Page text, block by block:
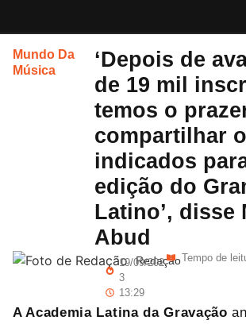
Mundo Da
Música
‘Depois de
de 19 mil
temos o
compartilhar
indicados
edição do
Latino’, disse
Abud
Redação
19/09/202
3
13:29
Tempo de
A Academia Latina da Gravação